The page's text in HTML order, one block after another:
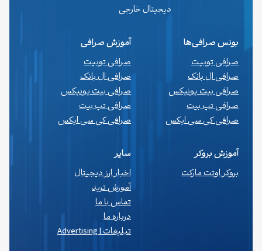
دیجیتال خارجی
بونس صرافی‌ها
صرافی توبیت
صرافی ال بانک
صرافی بیت یونیکس
صرافی تپ بیت
صرافی کی سی ایکس
آموزش صرافی
صرافی توبیت
صرافی ال بانک
صرافی بیت یونیکس
صرافی تپ بیت
صرافی کی سی ایکس
آموزش بروکر
بروکر اوتت مارکت
سایر
اخبار ارز دیجیتال
آموزش ترید
تماس با ما
درباره ما
تبلیغات | Advertising